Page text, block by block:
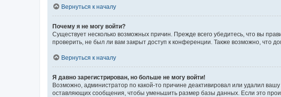
Вернуться к началу
Почему я не могу войти?
Существует несколько возможных причин. Прежде всего убедитесь, что вы
проверить, не был ли вам закрыт доступ к конференции. Также возможно, что
Вернуться к началу
Я давно зарегистрирован, но больше не могу войти!
Возможно, администратор по какой-то причине деактивировал или удалил
оставляющих сообщения, чтобы уменьшить размер базы данных. Если это